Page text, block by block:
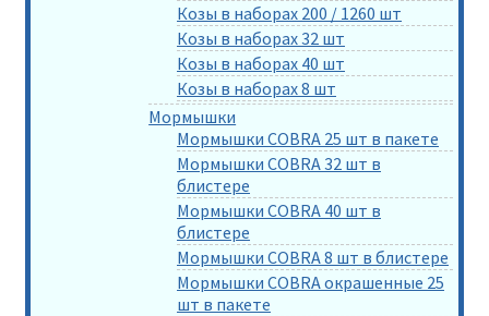
Козы в наборах 200 / 1260 шт
Козы в наборах 32 шт
Козы в наборах 40 шт
Козы в наборах 8 шт
Мормышки
Мормышки COBRA 25 шт в пакете
Мормышки COBRA 32 шт в
блистере
Мормышки COBRA 40 шт в
блистере
Мормышки COBRA 8 шт в блистере
Мормышки COBRA окрашенные 25
шт в пакете